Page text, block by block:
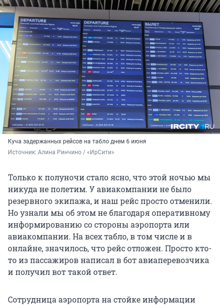
Куча задержанных рейсов на табло днем 6 июня
Источник: Алина Ринчино / «ИрСити»
Только к полуночи стало ясно, что этой ночью мы
никуда не полетим. У авиакомпании не было
резервного экипажа, и наш рейс просто отменили.
Но узнали мы об этом не благодаря оперативному
информированию со стороны аэропорта или
авиакомпании. На всех табло, в том числе и в
онлайне, значилось, что рейс отложен. Просто кто-
то из пассажиров написал в бот авиаперевозчика
и получил вот такой ответ.
Сотрудница аэропорта на стойке информации